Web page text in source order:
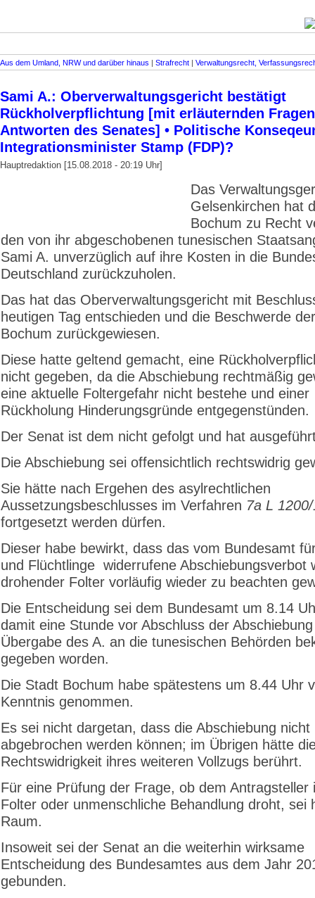
Aus dem Umland, NRW und darüber hinaus | Strafrecht | Verwaltungsrecht,
Sami A.: Oberverwaltungsgericht bestätigt
Rückholverpflichtung [mit erläuternden
Antworten des Senates] • Politische
Integrationsminister Stamp (FDP)?
Hauptredaktion [15.08.2018 - 20:19 Uhr]
Das
Gelsenkirchen hat
Bochum zu Recht
den von ihr abgeschobenen tunesischen
Sami A. unverzüglich auf ihre Kosten in die
Deutschland zurückzuholen.
Das hat das Oberverwaltungsgericht mit
heutigen Tag entschieden und die Beschwerde
Bochum zurückgewiesen.
Diese hatte geltend gemacht, eine
nicht gegeben, da die Abschiebung rechtmäßig
eine aktuelle Foltergefahr nicht bestehe und einer
Rückholung Hinderungsgründe entgegenstünden.
Der Senat ist dem nicht gefolgt und hat
Die Abschiebung sei offensichtlich rechtswidrig
Sie hätte nach Ergehen des asylrechtlichen
Aussetzungsbeschlusses im Verfahren 7a L
fortgesetzt werden dürfen.
Dieser habe bewirkt, dass das vom Bundesamt
und Flüchtlinge widerrufene Abschiebungsverbot
drohender Folter vorläufig wieder zu beachten
Die Entscheidung sei dem Bundesamt um 8.14
damit eine Stunde vor Abschluss der
Übergabe des A. an die tunesischen Behörden
gegeben worden.
Die Stadt Bochum habe spätestens um 8.44 Uhr
Kenntnis genommen.
Es sei nicht dargetan, dass die Abschiebung
abgebrochen werden können; im Übrigen hätte
Rechtswidrigkeit ihres weiteren Vollzugs berührt.
Für eine Prüfung der Frage, ob dem Antragsteller
Folter oder unmenschliche Behandlung droht, sei
Raum.
Insoweit sei der Senat an die weiterhin wirksame
Entscheidung des Bundesamtes aus dem Jahr
gebunden.